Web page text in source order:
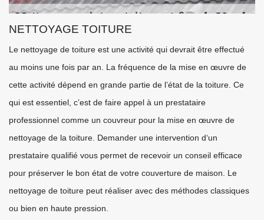
NETTOYAGE TOITURE
Le nettoyage de toiture est une activité qui devrait être effectué
au moins une fois par an. La fréquence de la mise en œuvre de
cette activité dépend en grande partie de l’état de la toiture. Ce
qui est essentiel, c’est de faire appel à un prestataire
professionnel comme un couvreur pour la mise en œuvre de
nettoyage de la toiture. Demander une intervention d‘un
prestataire qualifié vous permet de recevoir un conseil efficace
pour préserver le bon état de votre couverture de maison. Le
nettoyage de toiture peut réaliser avec des méthodes classiques
ou bien en haute pression.